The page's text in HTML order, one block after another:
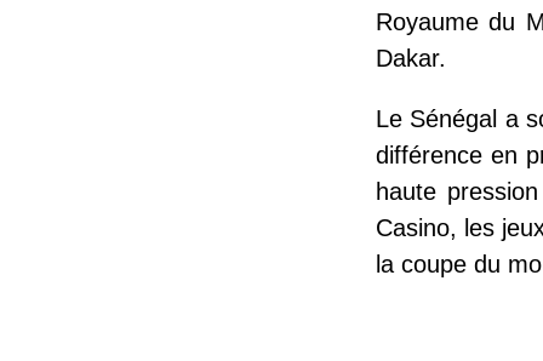
Royaume du
Dakar.
Le Sénégal a
différence en
haute
Casino, les
la coupe du